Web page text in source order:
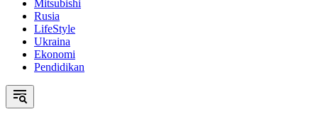
Mitsubishi
Rusia
LifeStyle
Ukraina
Ekonomi
Pendidikan